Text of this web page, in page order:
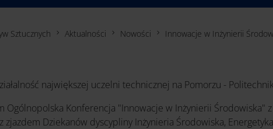
Sztucznych Aktualności Nowości Innowacje w Inżynierii
największej uczelni technicznej na Pomorzu -
Konferencja "Innowacje w Inżynierii Środowiska" z
Dziekanów dyscypliny Inżynieria Środowiska,